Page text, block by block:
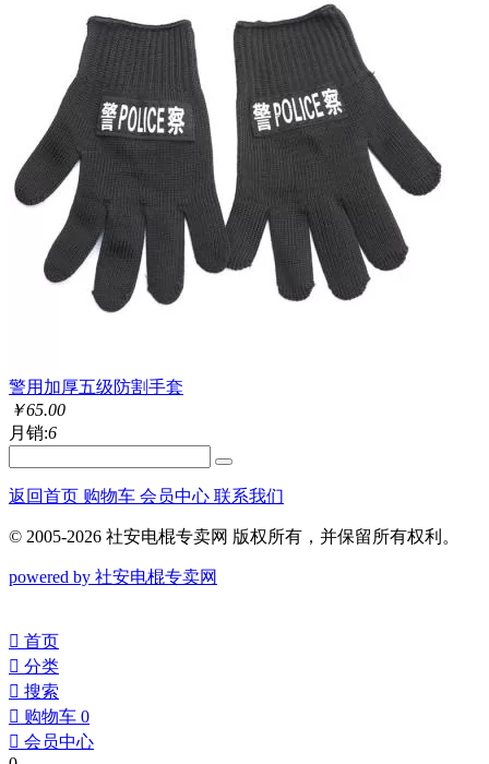
警用加厚五级防割手套
￥65.00
月销:6
返回首页 购物车 会员中心 联系我们
© 2005-2026 社安电棍专卖网 版权所有，并保留所有权利。
powered by 社安电棍专卖网
󰀁 首页
󰀂 分类
󰀃 搜索
󰀄 购物车 0
󰀅 会员中心